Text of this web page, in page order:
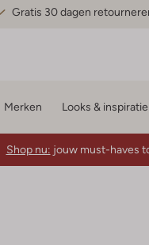
Gratis 30 dagen
Merken Looks & inspiratie
Shop nu: jouw must-haves